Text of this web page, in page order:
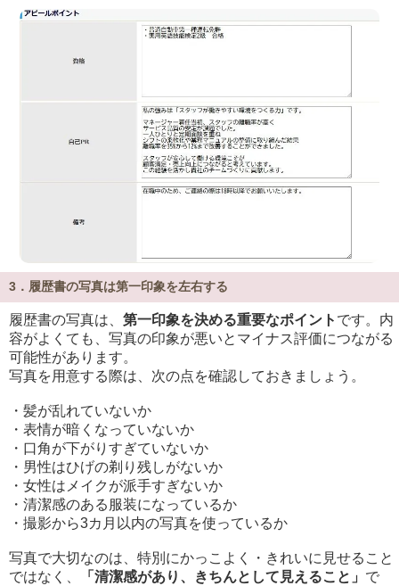
3．履歴書の写真は第一印象を左右する
履歴書の写真は、 第一印象を決める重要なポイント です。内
容がよくても、写真の印象が悪いとマイナス評価につながる
可能性があります。
写真を用意する際は、次の点を確認しておきましょう。
・髪が乱れていないか
・表情が暗くなっていないか
・口角が下がりすぎていないか
・男性はひげの剃り残しがないか
・女性はメイクが派手すぎないか
・清潔感のある服装になっているか
・撮影から3カ月以内の写真を使っているか
写真で大切なのは、特別にかっこよく・きれいに見せること
ではなく、
「清潔感があり、きちんとして見えること」 で